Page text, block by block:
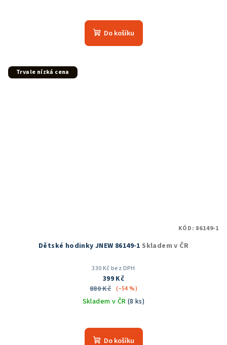
Do košíku
Trvale nízká cena
Dětské hodinky JNEW 86149-1 Skladem v ČR
330 Kč bez DPH
399 Kč
880 Kč (–54 %)
Skladem v ČR (8 ks)
Do košíku
KÓD: 86149-1